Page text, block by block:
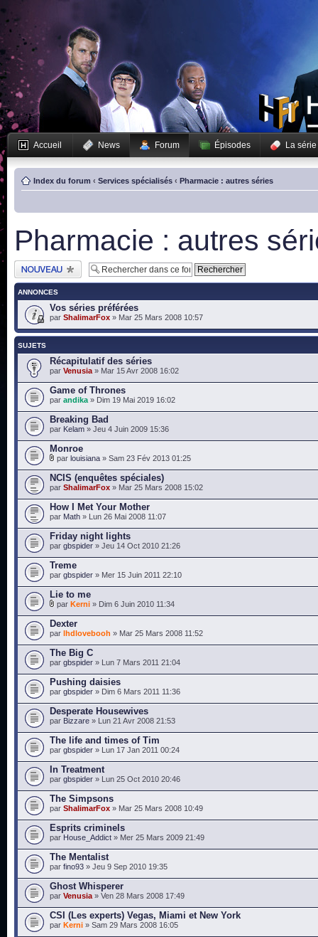
Accueil News Forum Épisodes La série
Index du forum ‹ Services spécialisés ‹ Pharmacie : autres séries
Pharmacie : autres
Publier un nouveau
sujet
ANNONCES
Vos séries préférées
par ShalimarFox » Mar 25 Mars 2008 10:57
SUJETS
Récapitulatif des séries
par Venusia » Mar 15 Avr 2008 16:02
Game of Thrones
par andika » Dim 19 Mai 2019 16:02
Breaking Bad
par Kelam » Jeu 4 Juin 2009 15:36
Monroe
par louisiana » Sam 23 Fév 2013 01:25
NCIS (enquêtes spéciales)
par ShalimarFox » Mar 25 Mars 2008 15:02
How I Met Your Mother
par Math » Lun 26 Mai 2008 11:07
Friday night lights
par gbspider » Jeu 14 Oct 2010 21:26
Treme
par gbspider » Mer 15 Juin 2011 22:10
Lie to me
par Kerni » Dim 6 Juin 2010 11:34
Dexter
par lhdlovebooh » Mar 25 Mars 2008 11:52
The Big C
par gbspider » Lun 7 Mars 2011 21:04
Pushing daisies
par gbspider » Dim 6 Mars 2011 11:36
Desperate Housewives
par Bizzare » Lun 21 Avr 2008 21:53
The life and times of Tim
par gbspider » Lun 17 Jan 2011 00:24
In Treatment
par gbspider » Lun 25 Oct 2010 20:46
The Simpsons
par ShalimarFox » Mar 25 Mars 2008 10:49
Esprits criminels
par House_Addict » Mer 25 Mars 2009 21:49
The Mentalist
par fino93 » Jeu 9 Sep 2010 19:35
Ghost Whisperer
par Venusia » Ven 28 Mars 2008 17:49
CSI (Les experts) Vegas, Miami et New York
par Kerni » Sam 29 Mars 2008 16:05